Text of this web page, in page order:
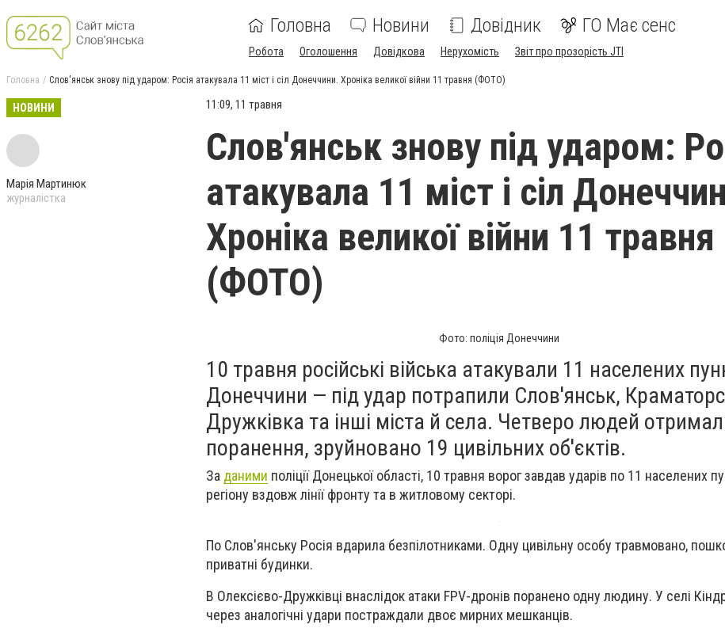
Головна Новини Довідник ГО Має сенс
Робота Оголошення Довідкова Нерухомість Звіт про прозорість JTI
Головна Слов'янськ знову під ударом: Росія атакувала 11 міст і сіл Донеччини. Хроніка великої війни 11 травня (ФОТО)
НОВИНИ
Марія Мартинюк
журналістка
11:09, 11 травня
Слов'янськ знову під ударом:
атакувала 11 міст і сіл
Хроніка великої війни 11 травня
(ФОТО)
Фото: поліція Донеччини
10 травня російські війська атакували 11 населених
Донеччини — під удар потрапили Слов'янськ,
Дружківка та інші міста й села. Четверо людей
поранення, зруйновано 19 цивільних об'єктів.
За даними поліції Донецької області, 10 травня ворог завдав ударів по 11 населених
регіону вздовж лінії фронту та в житловому секторі.
По Слов'янську Росія вдарила безпілотниками. Одну цивільну особу травмовано,
приватні будинки.
В Олексієво-Дружківці внаслідок атаки FPV-дронів поранено одну людину. У селі
через аналогічні удари постраждали двоє мирних мешканців.